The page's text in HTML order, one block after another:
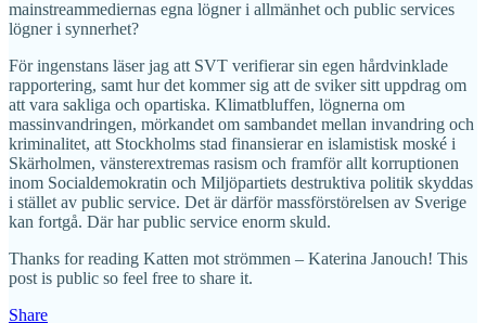
mainstreammediernas egna lögner i allmänhet och public services
lögner i synnerhet?
För ingenstans läser jag att SVT verifierar sin egen hårdvinklade
rapportering, samt hur det kommer sig att de sviker sitt uppdrag om
att vara sakliga och opartiska. Klimatbluffen, lögnerna om
massinvandringen, mörkandet om sambandet mellan invandring och
kriminalitet, att Stockholms stad finansierar en islamistisk moské i
Skärholmen, vänsterextremas rasism och framför allt korruptionen
inom Socialdemokratin och Miljöpartiets destruktiva politik skyddas
i stället av public service. Det är därför massförstörelsen av Sverige
kan fortgå. Där har public service enorm skuld.
Thanks for reading Katten mot strömmen – Katerina Janouch! This
post is public so feel free to share it.
Share